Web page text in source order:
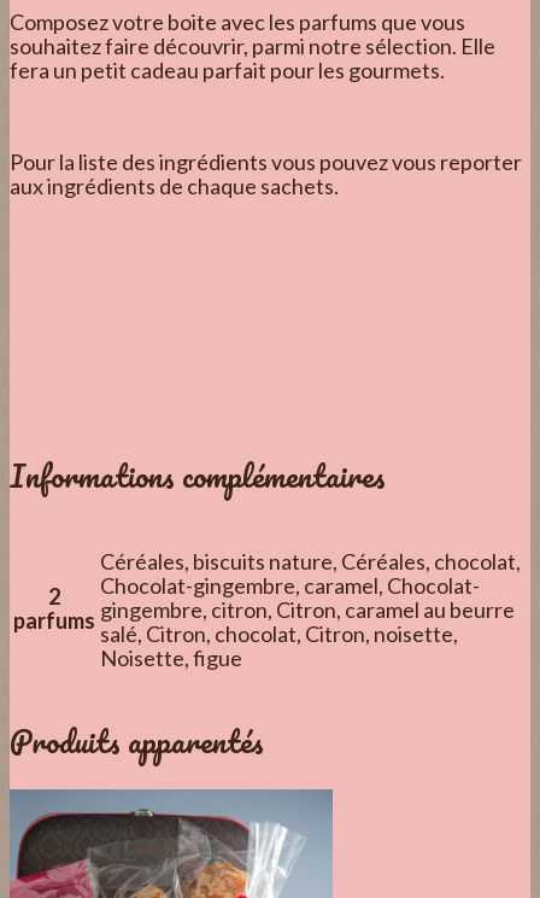
Composez votre boite avec les parfums que vous
souhaitez faire découvrir, parmi notre sélection. Elle
fera un petit cadeau parfait pour les gourmets.
Pour la liste des ingrédients vous pouvez vous reporter
aux ingrédients de chaque sachets.
Informations complémentaires
2
parfums
Céréales, biscuits nature, Céréales, chocolat,
Chocolat-gingembre, caramel, Chocolat-
gingembre, citron, Citron, caramel au beurre
salé, Citron, chocolat, Citron, noisette,
Noisette, figue
Produits apparentés